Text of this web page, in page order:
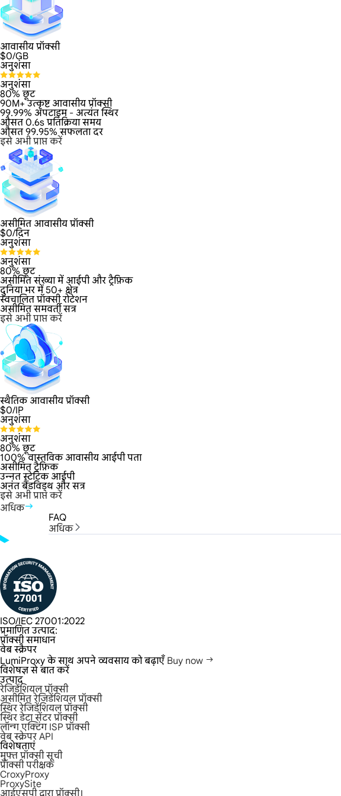
आवासीय प्रॉक्सी
$0/GB
अनुशंसा
अनुशंसा
80% छूट
90M+ उत्कृष्ट आवासीय प्रॉक्सी
99.99% अपटाइम - अत्यंत स्थिर
औसत 0.6s प्रतिक्रिया समय
औसत 99.95% सफलता दर
इसे अभी प्राप्त करें
असीमित आवासीय प्रॉक्सी
$0/दिन
अनुशंसा
अनुशंसा
80% छूट
असीमित संख्या में आईपी और ट्रैफ़िक
दुनिया भर में 50+ क्षेत्र
स्वचालित प्रॉक्सी रोटेशन
असीमित समवर्ती सत्र
इसे अभी प्राप्त करें
स्थैतिक आवासीय प्रॉक्सी
$0/IP
अनुशंसा
अनुशंसा
80% छूट
100% वास्तविक आवासीय आईपी पता
असीमित ट्रैफ़िक
उन्नत स्टेटिक आईपी
अनंत बैंडविड्थ और सत्र
इसे अभी प्राप्त करें
अधिक
FAQ
अधिक
ISO/IEC 27001:2022
प्रमाणित उत्पाद:
प्रॉक्सी समाधान
वेब स्क्रैपर
LumiProxy के साथ अपने व्यवसाय को बढ़ाएँ Buy now
विशेषज्ञ से बात करें
उत्पाद
रेजिडेंशियल प्रॉक्सी
असीमित रेजिडेंशियल प्रॉक्सी
स्थिर रेजिडेंशियल प्रॉक्सी
स्थिर डेटा सेंटर प्रॉक्सी
लॉन्ग एक्टिंग ISP प्रॉक्सी
वेब स्क्रेपर API
विशेषताएं
मुफ्त प्रॉक्सी सूची
प्रॉक्सी परीक्षक
CroxyProxy
ProxySite
आईएसपी द्वारा प्रॉक्सी।